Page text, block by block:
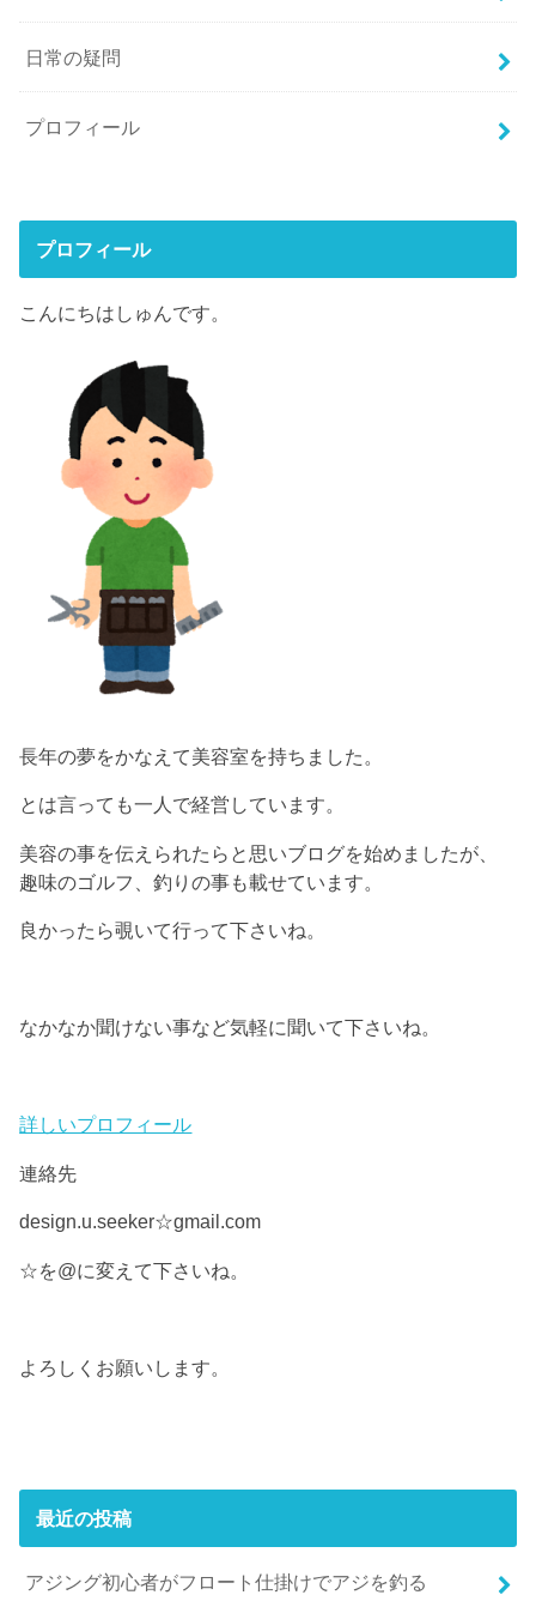
日常の疑問
プロフィール
プロフィール
こんにちはしゅんです。
長年の夢をかなえて美容室を持ちました。
とは言っても一人で経営しています。
美容の事を伝えられたらと思いブログを始めましたが、
趣味のゴルフ、釣りの事も載せています。
良かったら覗いて行って下さいね。
なかなか聞けない事など気軽に聞いて下さいね。
詳しいプロフィール
連絡先
design.u.seeker☆gmail.com
☆を@に変えて下さいね。
よろしくお願いします。
最近の投稿
アジング初心者がフロート仕掛けでアジを釣る